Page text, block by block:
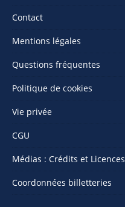
Contact
Mentions légales
Questions fréquentes
Politique de cookies
Vie privée
CGU
Médias : Crédits et Licences
Coordonnées billetteries